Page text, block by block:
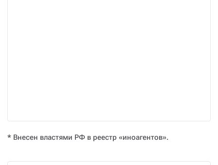
* Внесен властями РФ в реестр «иноагентов».